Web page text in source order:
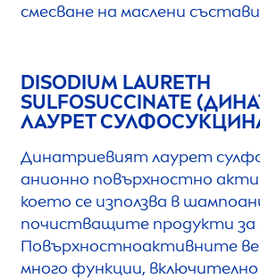
смесване на маслени
DISODIUM LAURETH
SULFOSUCCINATE
ЛАУРЕТ
Динатриевият лаурет
анионно повърхностно
което се използва в
почистващите продукти за
Повърхностноактивните
много функции,